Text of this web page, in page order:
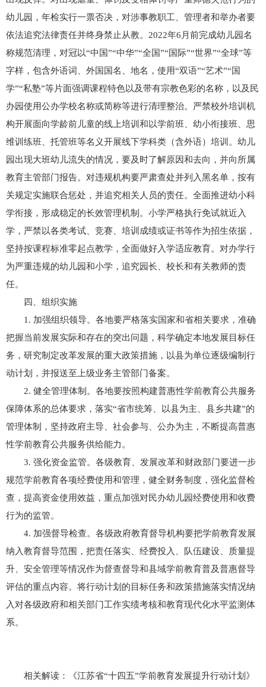
幼儿园，年检实行一票否决，对涉事教职工、管理者和举办者要
依法追究法律责任并终身禁止从教。2022年6月前完成幼儿园名
称规范清理，对冠以“中国”“中华”“全国”“国际”“世界”“全球”等
字样，包含外语词、外国国名、地名，使用“双语”“艺术”“国
学”“私塾”等片面强调课程特色以及带有宗教色彩的名称，以及民
办园使用公办学校名称或简称等进行清理整治。严禁校外培训机
构开展面向学龄前儿童的线上培训和以学前班、幼小衔接班、思
维训练班、托管班等名义开展线下学科类（含外语）培训。幼儿
园出现大班幼儿流失的情况，要及时了解原因和去向，并向所属
教育主管部门报告。对违规机构要严肃查处并列入黑名单，按有
关规定实施联合惩处，并追究相关人员的责任。全面推进幼小科
学衔接，形成稳定的长效管理机制。小学严格执行免试就近入
学，严禁以各类考试、竞赛、培训成绩或证书等作为招生依据，
坚持按课程标准零起点教学，全面做好入学适应教育。对办学行
为严重违规的幼儿园和小学，追究园长、校长和有关教师的责
任。
四、组织实施
1. 加强组织领导。各地要严格落实国家和省相关要求，准确
把握当前发展实际和存在的突出问题，科学确定本地发展目标任
务，研究制定改革发展的重大政策措施，以县为单位逐级编制行
动计划，并报送至上级业务主管部门备案。
2. 健全管理体制。各地要按照构建普惠性学前教育公共服务
保障体系的总体要求，落实“省市统筹、以县为主、县乡共建”的
管理体制，坚持政府主导、社会参与、公办为主，不断提高普惠
性学前教育公共服务供给能力。
3. 强化资金监管。各级教育、发展改革和财政部门要进一步
规范学前教育各项经费使用和管理，健全财务制度，强化监督检
查，提高资金使用效益，重点加强对民办幼儿园经费使用和收费
行为的监管。
4. 加强督导检查。各级政府教育督导机构要把学前教育发展
纳入教育督导范围，把责任落实、经费投入、队伍建设、质量提
升、安全管理等情况作为督查督导和县域学前教育普及普惠督导
评估的重点内容。将行动计划的目标任务和政策措施落实情况纳
入对各级政府和相关部门工作实绩考核和教育现代化水平监测体
系。
相关解读： 《江苏省“十四五”学前教育发展提升行动计划》